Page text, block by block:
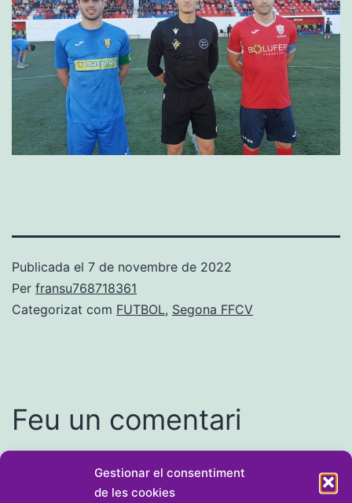
Gestionar el consentiment
de les cookies
Publicada el 7 de novembre de 2022
Per fransu768718361
Categorizat com FUTBOL, Segona FFCV
Feu un comentari
necessaris estan marcats amb